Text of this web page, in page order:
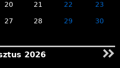
20 21 22 23
27 28 29 30
2026